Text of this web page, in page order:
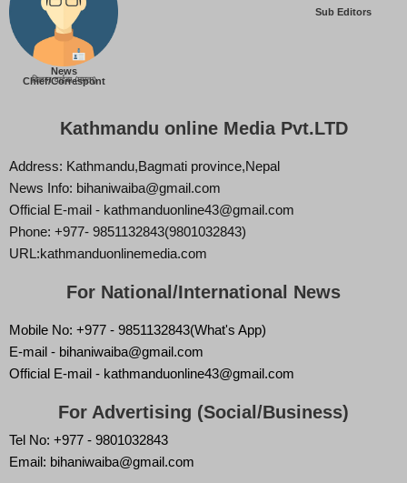
News
Chief/Correspont
बिज्ञान वाईबा (ममता)
Sub Editors
Kathmandu online Media Pvt.LTD
Address: Kathmandu,Bagmati province,Nepal
News Info: bihaniwaiba@gmail.com
Official E-mail - kathmanduonline43@gmail.com
Phone: +977- 9851132843(9801032843)
URL:kathmanduonlinemedia.com
For National/International News
Mobile No: +977 - 9851132843(What's App)
E-mail - bihaniwaiba@gmail.com
Official E-mail - kathmanduonline43@gmail.com
For Advertising (Social/Business)
Tel No: +977 - 9801032843
Email: bihaniwaiba@gmail.com